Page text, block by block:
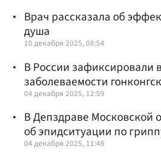
Врач рассказала об
душа
10 декабря 2025, 08:54
В России зафиксировали
заболеваемости
04 декабря 2025, 12:59
В Депздраве Московской
об эпидситуации по
04 декабря 2025, 11:48